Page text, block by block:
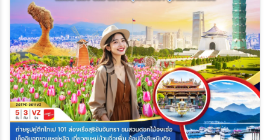
เมือง
สายการบิน
ตั้งแต่วันที่